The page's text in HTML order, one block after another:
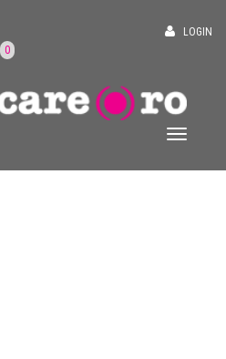
LOGIN
0